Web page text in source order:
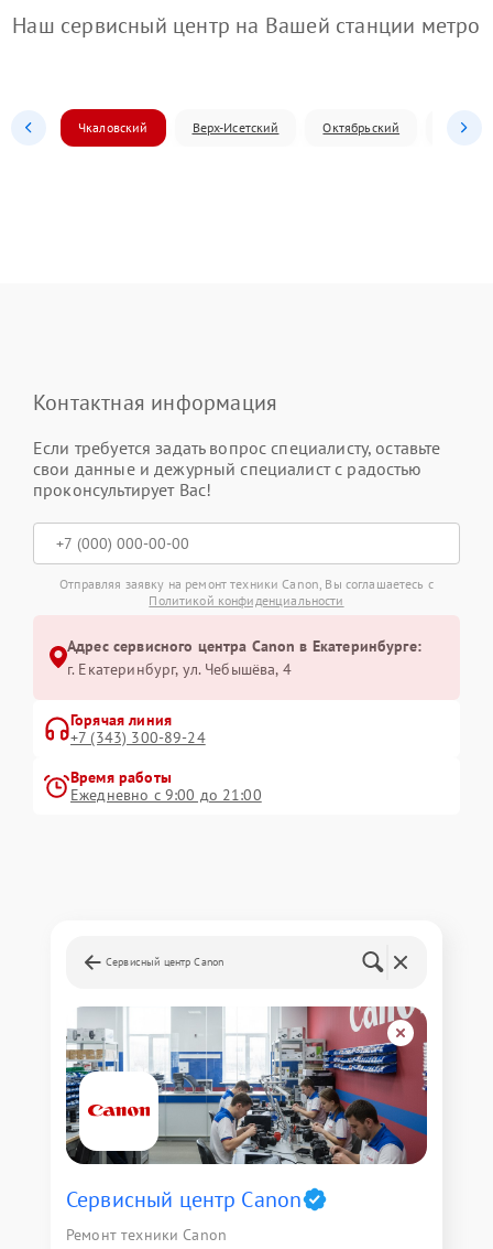
Наш сервисный центр на Вашей станции метро
Чкаловский Верх-Исетский Октябрьский
Контактная информация
Если требуется задать вопрос специалисту, оставьте
свои данные и дежурный специалист с радостью
проконсультирует Вас!
Отправляя заявку на ремонт техники Canon, Вы соглашаетесь с
Политикой конфиденциальности
Адрес сервисного центра Canon в Екатеринбурге:
г. Екатеринбург, ул. Чебышёва, 4
Горячая линия
+7 (343) 300-89-24
Время работы
Ежедневно с 9:00 до 21:00
Сервисный центр Canon
Сервисный центр Canon
Ремонт техники Canon